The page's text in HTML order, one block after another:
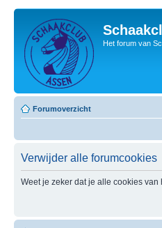
Het forum van
Forumoverzicht
Verwijder alle forumcookies
Weet je zeker dat je alle cookies